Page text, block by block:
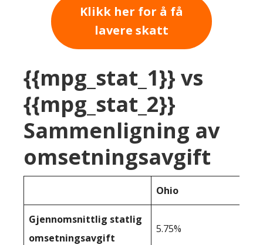
Klikk her for å få
lavere skatt
{{mpg_stat_1}} vs
{{mpg_stat_2}}
Sammenligning av
omsetningsavgift
Ohio
Gjennomsnittlig statlig
omsetningsavgift
5.75%